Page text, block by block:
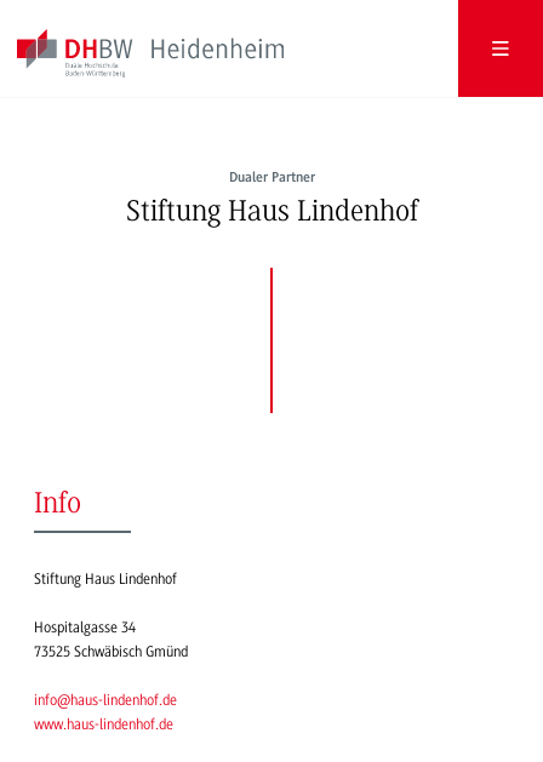
Dualer Partner
Stiftung Haus Lindenhof
Info
Stiftung Haus Lindenhof
Hospitalgasse 34
73525 Schwäbisch Gmünd
info@haus-lindenhof.de
www.haus-lindenhof.de